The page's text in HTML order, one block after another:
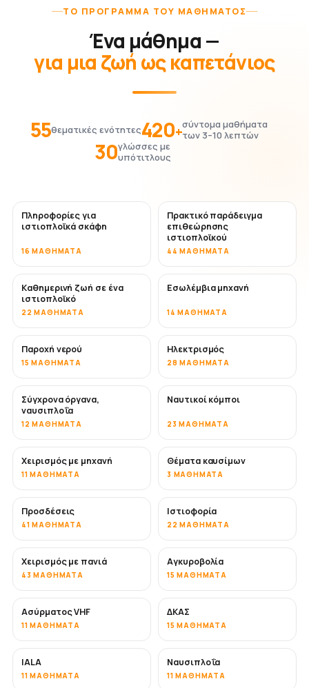
ΤΟ ΠΡΌΓΡΑΜΜΑ ΤΟΥ ΜΑΘΉΜΑΤΟΣ
Ένα μάθημα —
για μια ζωή ως καπετάνιος
55θεματικές ενότητες420+σύντομα μαθήματα
των 3–10 λεπτών
30γλώσσες με
υπότιτλους
Πληροφορίες για
ιστιοπλοϊκά σκάφη
16 ΜΑΘΉΜΑΤΑ
Πρακτικό παράδειγμα
επιθεώρησης
ιστιοπλοϊκού
44 ΜΑΘΉΜΑΤΑ
Καθημερινή ζωή σε ένα
ιστιοπλοϊκό
22 ΜΑΘΉΜΑΤΑ
Εσωλέμβια μηχανή
14 ΜΑΘΉΜΑΤΑ
Παροχή νερού
15 ΜΑΘΉΜΑΤΑ
Ηλεκτρισμός
28 ΜΑΘΉΜΑΤΑ
Σύγχρονα όργανα,
ναυσιπλοΐα
12 ΜΑΘΉΜΑΤΑ
Ναυτικοί κόμποι
23 ΜΑΘΉΜΑΤΑ
Χειρισμός με μηχανή
11 ΜΑΘΉΜΑΤΑ
Θέματα καυσίμων
3 ΜΑΘΉΜΑΤΑ
Προσδέσεις
41 ΜΑΘΉΜΑΤΑ
Ιστιοφορία
22 ΜΑΘΉΜΑΤΑ
Χειρισμός με πανιά
43 ΜΑΘΉΜΑΤΑ
Αγκυροβολία
15 ΜΑΘΉΜΑΤΑ
Ασύρματος VHF
11 ΜΑΘΉΜΑΤΑ
ΔΚΑΣ
15 ΜΑΘΉΜΑΤΑ
IALA
11 ΜΑΘΉΜΑΤΑ
Ναυσιπλοΐα
11 ΜΑΘΉΜΑΤΑ